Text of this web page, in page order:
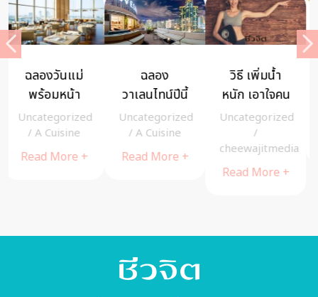
ฉลอง
วาเลนไทน์ปีนี้
ให้หวานฉ่ำ ชั้น
25 โรงแรม
เดอะ เวสทิน
Uncategorized
/A Cuisine
Read More +
วิธี เพิ่มน้ำ
หนัก เอาใจคน
ผอม
Uncategorized
/
cheewajitmedia
ร้านอาหาร
“ฮ่องกงฟิชเชอ
ร์แมน”
สืบสาน
เทศกาลกินเจ
ชวนคุณอิ่ม
NEWS/admin
Read More +